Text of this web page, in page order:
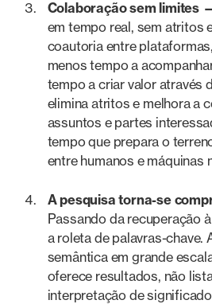
Colaboração sem limites —
em tempo real, sem atritos
coautoria entre
menos tempo a
tempo a criar valor através
elimina atritos e melhora a
assuntos e partes
tempo que prepara o
entre humanos e máquinas
A pesquisa torna-se
Passando da recuperação
a roleta de palavras-chave.
semântica em grande
oferece resultados, não
interpretação de